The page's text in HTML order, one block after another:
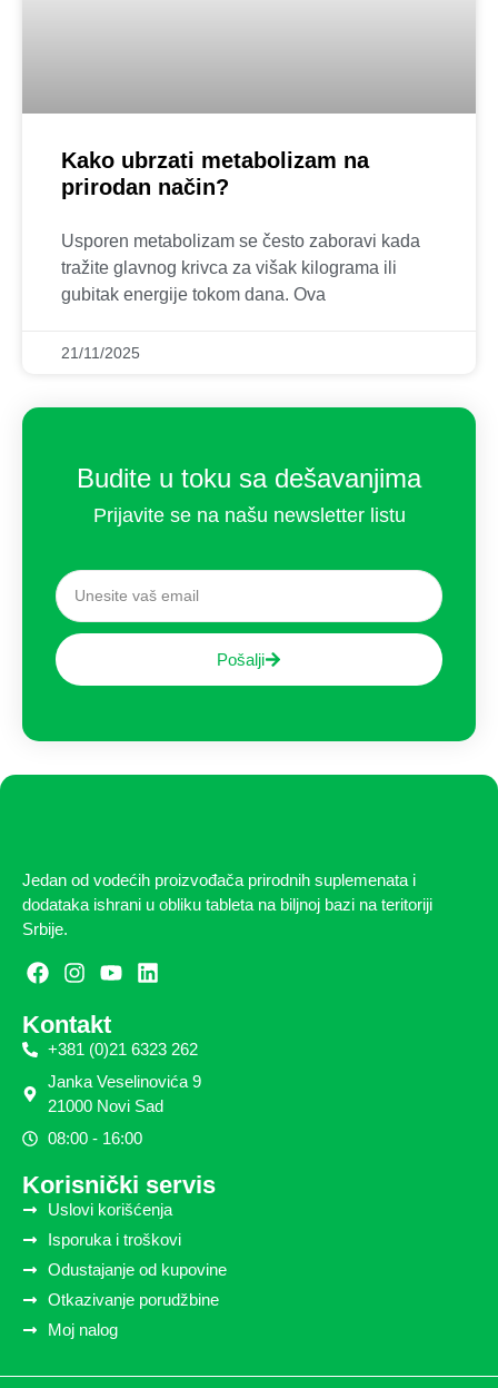
Kako ubrzati metabolizam na
prirodan način?
Usporen metabolizam se često zaboravi kada
tražite glavnog krivca za višak kilograma ili
gubitak energije tokom dana. Ova
21/11/2025
Budite u toku sa dešavanjima
Prijavite se na našu newsletter listu
Pošalji
Jedan od vodećih proizvođača prirodnih suplemenata i
dodataka ishrani u obliku tableta na biljnoj bazi na teritoriji
Srbije.
Kontakt
+381 (0)21 6323 262
Janka Veselinovića 9
21000 Novi Sad
08:00 - 16:00
Korisnički servis
Uslovi korišćenja
Isporuka i troškovi
Odustajanje od kupovine
Otkazivanje porudžbine
Moj nalog